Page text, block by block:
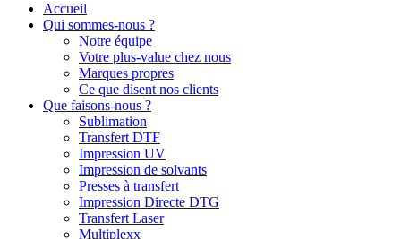
Accueil
Qui sommes-nous ?
Notre équipe
Votre plus-value chez nous
Marques propres
Ce que disent nos clients
Que faisons-nous ?
Sublimation
Transfert DTF
Impression UV
Impression de solvants
Presses à transfert
Impression Directe DTG
Transfert Laser
Multiplexx